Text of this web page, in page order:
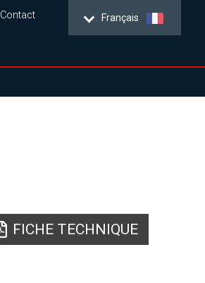
Français
Contact
FICHE TECHNIQUE